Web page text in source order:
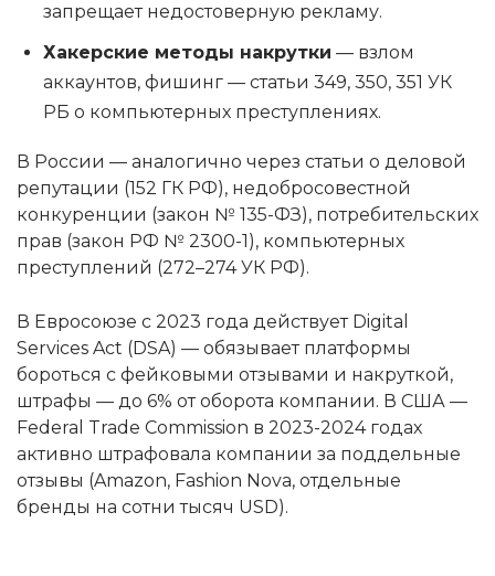
запрещает недостоверную рекламу.
Хакерские методы накрутки — взлом
аккаунтов, фишинг — статьи 349, 350, 351 УК
РБ о компьютерных преступлениях.
В России — аналогично через статьи о деловой
репутации (152 ГК РФ), недобросовестной
конкуренции (закон № 135-ФЗ), потребительских
прав (закон РФ № 2300-1), компьютерных
преступлений (272–274 УК РФ).
В Евросоюзе с 2023 года действует Digital
Services Act (DSA) — обязывает платформы
бороться с фейковыми отзывами и накруткой,
штрафы — до 6% от оборота компании. В США —
Federal Trade Commission в 2023-2024 годах
активно штрафовала компании за поддельные
отзывы (Amazon, Fashion Nova, отдельные
бренды на сотни тысяч USD).